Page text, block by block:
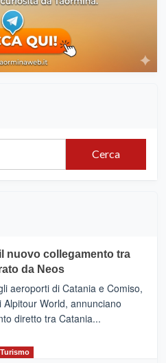
Cerca
nuovo collegamento tra
da Neos
aeroporti di Catania e Comiso,
World, annunciano
diretto tra Catania...
Turismo